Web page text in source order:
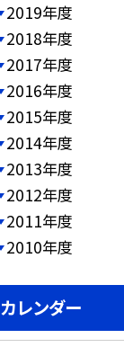
2019年度
2018年度
2017年度
2016年度
2015年度
2014年度
2013年度
2012年度
2011年度
2010年度
カレンダー